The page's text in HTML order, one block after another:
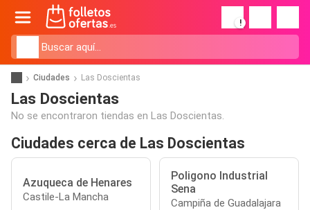
!
Ciudades Las Doscientas
Las Doscientas
No se encontraron tiendas en Las Doscientas.
Ciudades cerca de Las Doscientas
Azuqueca de Henares
Castile-La Mancha
Poligono Industrial
Sena
Campiña de Guadalajara